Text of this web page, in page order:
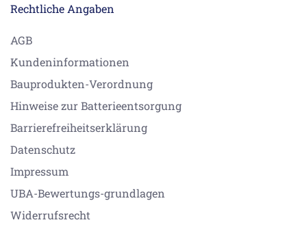
Rechtliche Angaben
AGB
Kundeninformationen
Bauprodukten-Verordnung
Hinweise zur Batterieentsorgung
Barrierefreiheitserklärung
Datenschutz
Impressum
UBA-Bewertungs-grundlagen
Widerrufsrecht